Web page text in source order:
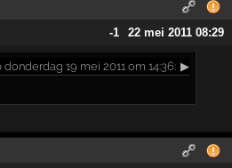
-1
22 mei 2011 08:29
19 mei 2011 om 14:36: ▶